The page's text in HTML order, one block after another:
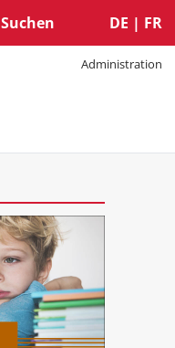
Administration
DE | FR
Suchen